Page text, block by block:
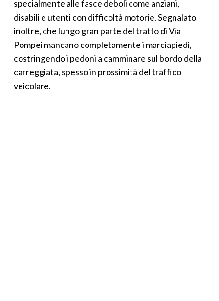
specialmente alle fasce deboli come anziani,
disabili e utenti con difficoltà motorie. Segnalato,
inoltre, che lungo gran parte del tratto di Via
Pompei mancano completamente i marciapiedi,
costringendo i pedoni a camminare sul bordo della
carreggiata, spesso in prossimità del traffico
veicolare.